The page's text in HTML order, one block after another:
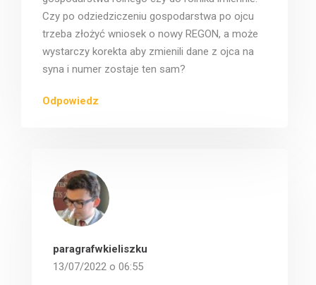
Czy po odziedziczeniu gospodarstwa po ojcu
trzeba złożyć wniosek o nowy REGON, a może
wystarczy korekta aby zmienili dane z ojca na
syna i numer zostaje ten sam?
Odpowiedz
paragrafwkieliszku
13/07/2022 o 06:55